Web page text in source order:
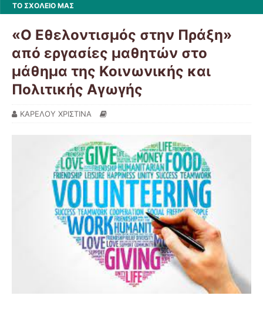
ΤΟ ΣΧΟΛΕΙΟ ΜΑΣ
«Ο Εθελοντισμός στην Πράξη»
από εργασίες μαθητών στο
μάθημα της Κοινωνικής και
Πολιτικής Αγωγής
ΚΑΡΕΛΟΥ ΧΡΙΣΤΙΝΑ